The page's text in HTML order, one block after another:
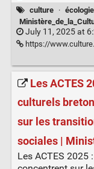
culture · écologie
July 11, 2025 at
https://www.culture.gouv.fr/
Les ACTES
culturels
sur les
sociales |
Les ACTES 2025